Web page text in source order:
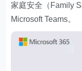
家庭安全（Family
Microsoft Teams。